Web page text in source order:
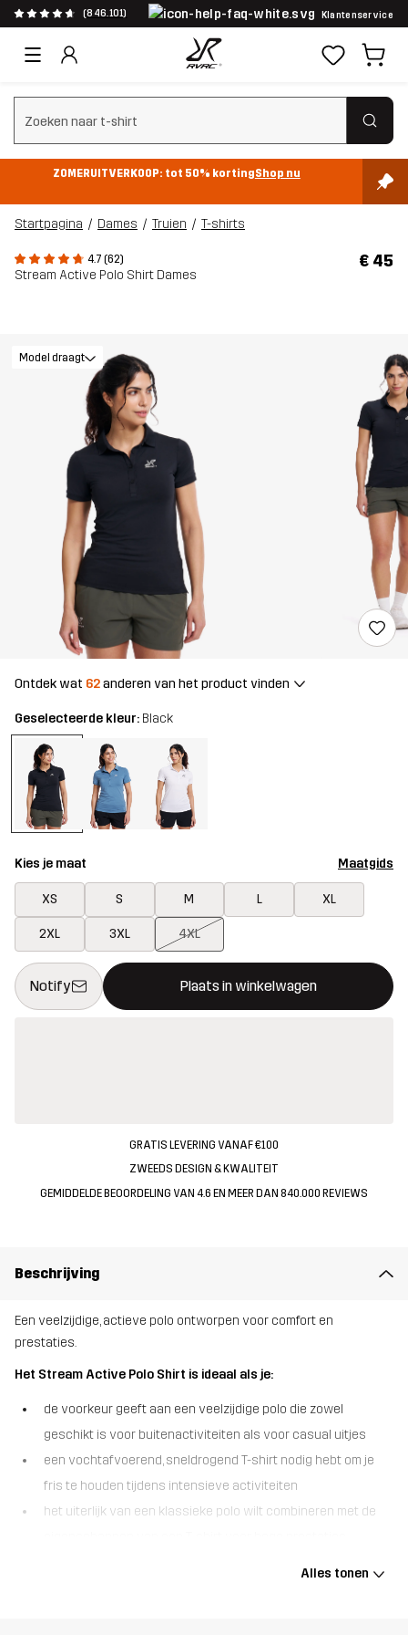
(846.101) Klantenservice
Zoeken wissen
ZOMERUITVERKOOP: tot 50% kortingShop nu
Startpagina Dames Truien T-shirts
4.7 (62)
Stream Active Polo Shirt Dames
€ 45
Model draagt
Ontdek wat 62anderen van het product vinden
Geselecteerde kleur: Black
Kies je maat Maatgids
XS S M L XL
2XL 3XL 4XL
Notify Plaats in winkelwagen
Deze knop opent een modal met de bevestiging van een
{{size}} niet beschikbaar
GRATIS LEVERING VANAF €100
ZWEEDS DESIGN & KWALITEIT
GEMIDDELDE BEOORDELING VAN 4.6 EN MEER DAN 840.000 REVIEWS
Beschrijving
Een veelzijdige, actieve polo ontworpen voor comfort en
prestaties.
Het Stream Active Polo Shirt is ideaal als je:
de voorkeur geeft aan een veelzijdige polo die zowel
geschikt is voor buitenactiviteiten als voor casual uitjes
een vochtafvoerend, sneldrogend T-shirt nodig hebt om je
fris te houden tijdens intensieve activiteiten
het uiterlijk van een klassieke polo wilt combineren met de
Het Stream Active Polo Shirt heeft een perfecte balans tussen
Alles tonen